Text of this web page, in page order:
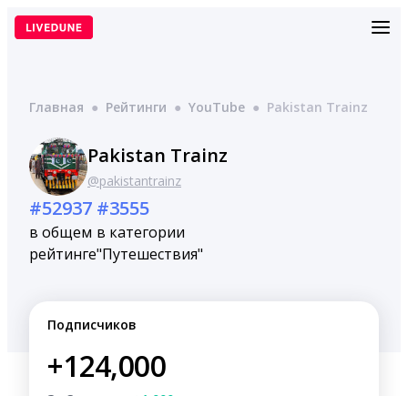
Перейти
Главная ● Рейтинги ● YouTube ● Pakistan Trainz
Pakistan Trainz
@pakistantrainz
#52937
в общем
рейтинге
#3555
в категории
"Путешествия"
Подписчиков
+124,000